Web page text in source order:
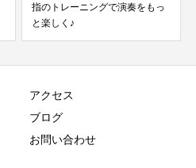
指のトレーニングで演奏をもっ
と楽しく♪
アクセス
ブログ
お問い合わせ